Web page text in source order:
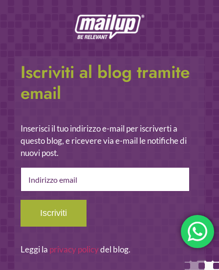
Iscriviti al blog tramite
email
Inserisci il tuo indirizzo e-mail per iscriverti a
questo blog, e ricevere via e-mail le notifiche di
nuovi post.
email
Iscriviti
Leggi la privacy policydel blog.